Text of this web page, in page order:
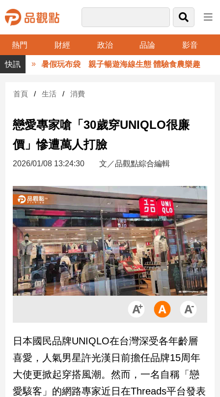
熱門 財經 政治 品論 影音
品
觀
財
台
財
新
產
經/
股
市
房
地
產
品
政
治
政
治
焦
暑假玩布袋 親子暢遊海線生態 體驗食農樂趣
首頁 生活 消費
戀愛專家嗆「30歲穿UNIQLO很廉
價」慘遭萬人打臉
2026/01/08 13:24:30 文／品觀點綜合編輯
日本國民品牌UNIQLO在台灣深受各年齡層
喜愛，人氣男星許光漢日前擔任品牌15周年
大使更掀起穿搭風潮。然而，一名自稱「戀
愛駭客」的網路專家近日在Threads平台發表